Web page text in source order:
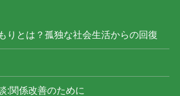
りとは？孤独な社会生活からの回復
:関係改善のために